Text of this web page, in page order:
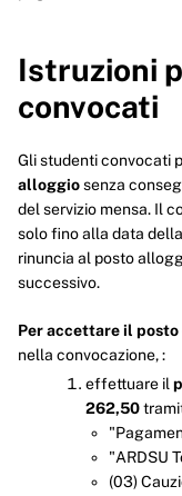
Istruzioni
convocati
Gli studenti convocati
alloggiosenza
del servizio mensa. Il
solo fino alla data
rinuncia al posto
successivo.
Per accettare il posto
nella convocazione, :
effettuare il
262,50
"ARDSU
(03)